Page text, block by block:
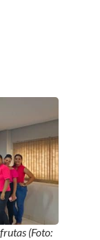
(Foto: